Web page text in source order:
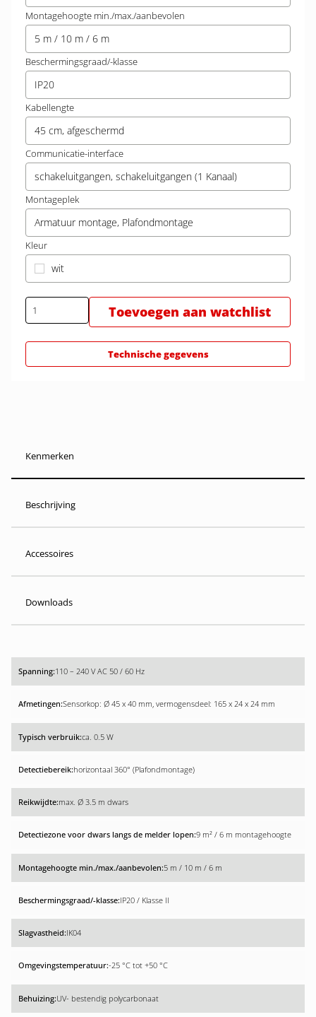
Montagehoogte min./max./aanbevolen
5 m / 10 m / 6 m
Beschermingsgraad/-klasse
IP20
Kabellengte
45 cm, afgeschermd
Communicatie-interface
schakeluitgangen, schakeluitgangen (1 Kanaal)
Montageplek
Armatuur montage, Plafondmontage
Kleur
wit
Toevoegen aan watchlist
Technische gegevens
Kenmerken
Beschrijving
Accessoires
Downloads
110 – 240 V AC 50 / 60 Hz
Sensorkop: Ø 45 x 40 mm, vermogensdeel: 165 x 24 x 24 mm
ca. 0.5 W
horizontaal 360° (Plafondmontage)
max. Ø 3.5 m dwars
9 m² / 6 m montagehoogte
5 m / 10 m / 6 m
IP20 / Klasse II
IK04
-25 °C tot +50 °C
UV- bestendig polycarbonaat